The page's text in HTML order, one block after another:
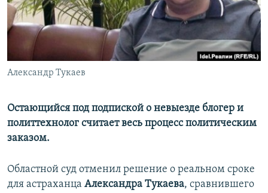
СОЦИАЛЬНЫЕ СЕТИ
Все сайты РСЕ/РС
Александр Тукаев
Остающийся под подпиской о невыезде блогер и
политтехнолог считает весь процесс политическим
заказом.
Областной суд отменил решение о реальном сроке
для астраханца Александра Тукаева, сравнившего